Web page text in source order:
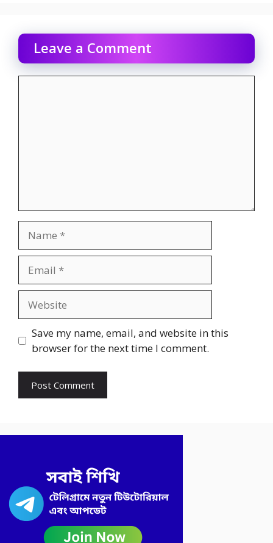
Leave a Comment
Save my name, email, and website in this
browser for the next time I comment.